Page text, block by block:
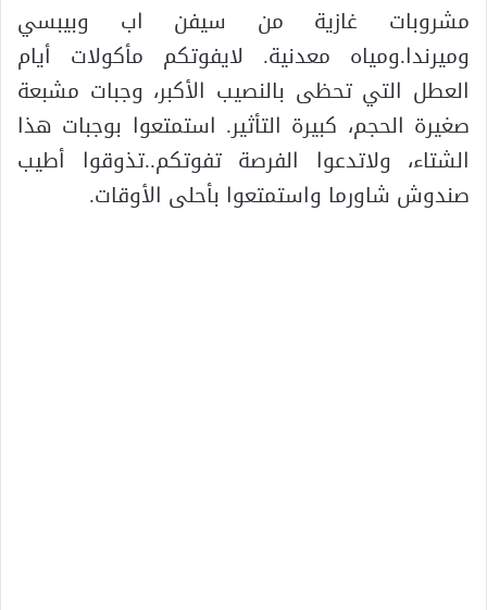
مشروبات غازية من سيفن اب وبيبسي
وميرندا.ومياه معدنية. لايفوتكم مأكولات أيام
العطل التي تحظى بالنصيب الأكبر، وجبات مشبعة
صغيرة الحجم، كبيرة التأثير. استمتعوا بوجبات هذا
الشتاء، ولاتدعوا الفرصة تفوتكم..تذوقوا أطيب
صندوش شاورما واستمتعوا بأحلى الأوقات.